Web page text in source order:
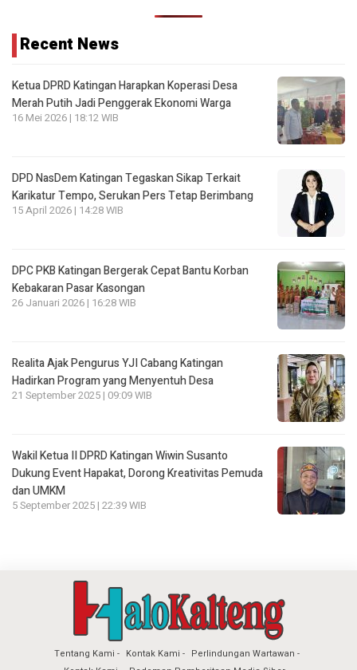
Recent News
Ketua DPRD Katingan Harapkan Koperasi Desa
Merah Putih Jadi Penggerak Ekonomi Warga
16 Mei 2026 | 18:12 WIB
DPD NasDem Katingan Tegaskan Sikap Terkait
Karikatur Tempo, Serukan Pers Tetap Berimbang
15 April 2026 | 14:28 WIB
DPC PKB Katingan Bergerak Cepat Bantu Korban
Kebakaran Pasar Kasongan
26 Januari 2026 | 16:28 WIB
Realita Ajak Pengurus YJI Cabang Katingan
Hadirkan Program yang Menyentuh Desa
21 September 2025 | 09:09 WIB
Wakil Ketua II DPRD Katingan Wiwin Susanto
Dukung Event Hapakat, Dorong Kreativitas Pemuda
dan UMKM
5 September 2025 | 22:39 WIB
Tentang Kami Kontak Kami
Perlindungan Wartawan